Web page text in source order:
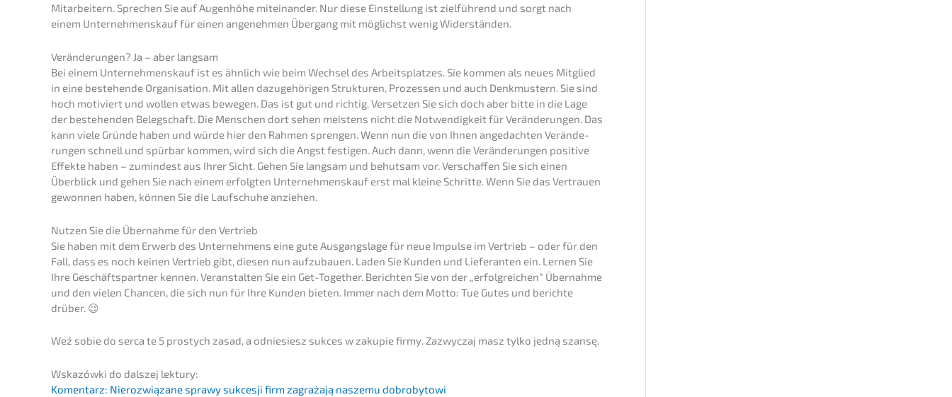
Mitar­bei­tern. Sprechen Sie auf Augen­hö­he mitein­an­der. Nur diese Einstel­lung ist zielfüh­rend und sorgt nach
einem Unter­nehmens­kauf für einen angeneh­men Übergang mit möglichst wenig Widerständen.
Verän­de­run­gen? Ja – aber langsam
Bei einem Unter­nehmens­kauf ist es ähnlich wie beim Wechsel des Arbeits­plat­zes. Sie kommen als neues Mitglied
in eine bestehen­de Organi­sa­ti­on. Mit allen dazuge­hö­ri­gen Struk­tu­ren, Prozes­sen und auch Denkmus­tern. Sie sind
hoch motiviert und wollen etwas bewegen. Das ist gut und richtig. Verset­zen Sie sich doch aber bitte in die Lage
der bestehen­den Beleg­schaft. Die Menschen dort sehen meistens nicht die Notwen­dig­keit für Verän­de­run­gen. Das
kann viele Gründe haben und würde hier den Rahmen spren­gen. Wenn nun die von Ihnen angedach­ten Verän­de­
run­gen schnell und spürbar kommen, wird sich die Angst festi­gen. Auch dann, wenn die Verän­de­run­gen positi­ve
Effek­te haben – zumin­dest aus Ihrer Sicht. Gehen Sie langsam und behut­sam vor. Verschaf­fen Sie sich einen
Überblick und gehen Sie nach einem erfolg­ten Unter­nehmens­kauf erst mal kleine Schrit­te. Wenn Sie das Vertrau­en
gewon­nen haben, können Sie die Laufschu­he anziehen.
Nutzen Sie die Übernah­me für den Vertrieb
Sie haben mit dem Erwerb des Unter­neh­mens eine gute Ausgangs­la­ge für neue Impul­se im Vertrieb – oder für den
Fall, dass es noch keinen Vertrieb gibt, diesen nun aufzu­bau­en. Laden Sie Kunden und Liefe­ran­ten ein. Lernen Sie
Ihre Geschäfts­part­ner kennen. Veran­stal­ten Sie ein Get-Together. Berich­ten Sie von der „erfolg­rei­chen“ Übernah­me
und den vielen Chancen, die sich nun für Ihre Kunden bieten. Immer nach dem Motto: Tue Gutes und berich­te
drüber. 😉
Weź sobie do serca te 5 prostych zasad, a odnie­sie­sz sukces w zakupie firmy. Zazwy­c­zaj masz tylko jedną szansę.
Wskazów­ki do dalszej lektury:
Komen­tarz: Niero­z­wią­za­ne sprawy sukces­ji firm zagraża­ją nasze­mu dobrobytowi